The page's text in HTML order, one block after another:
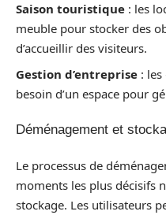
Saison touristique : les
meuble pour stocker des
d’accueillir des visiteurs.
Gestion d’entreprise :
besoin d’un espace pour
Déménagement et
Le processus de
moments les plus décisifs
stockage. Les utilisateurs